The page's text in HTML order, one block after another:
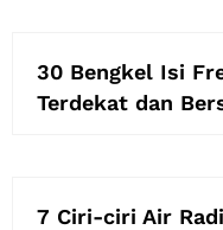
30 Bengkel Isi
Terdekat dan
7 Ciri-ciri Air